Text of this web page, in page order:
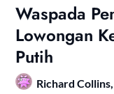
Waspada
Lowongan
Putih
Richard Collins,